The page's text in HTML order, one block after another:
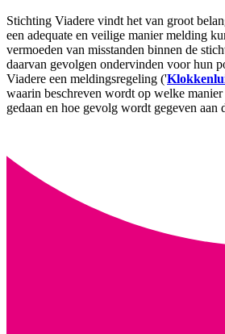
Stichting Viadere vindt het van groot
een adequate en veilige manier melding
vermoeden van misstanden binnen de
daarvan gevolgen ondervinden voor hun
Viadere een meldingsregeling ('
waarin beschreven wordt op welke
gedaan en hoe gevolg wordt gegeven aan